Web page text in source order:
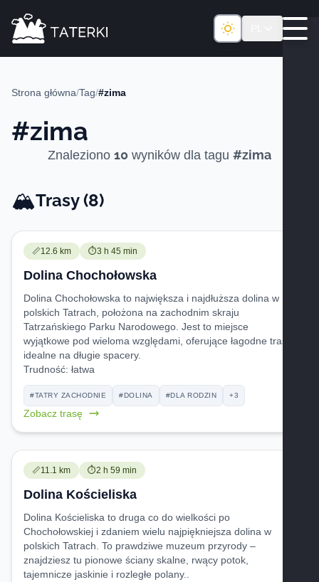
Strona główna/Tag/#zima
#zima
Znaleziono 10 wyników dla tagu #zima
🏔️Trasy -
Trasy (8)
📏Trudność:
12.6 km ⏱️Czas przejścia:
3 h 45 min
Dolina Chochołowska
Dolina Chochołowska to największa i najdłuższa dolina w
polskich Tatrach, położona na zachodnim skraju
Tatrzańskiego Parku Narodowego. Jest to miejsce
wyjątkowe pod wieloma względami, oferujące łagodne trasy
idealne na długie spacery.
Trudność: łatwa
#TATRY ZACHODNIE #DOLINA #DLA RODZIN +3
Zobacz trasę
📏Trudność:
11.1 km ⏱️Czas przejścia:
2 h 59 min
Dolina Kościeliska
Dolina Kościeliska to druga co do wielkości po
Chochołowskiej i zdaniem wielu najpiękniejsza dolina w
polskich Tatrach. To prawdziwe muzeum przyrody –
znajdziesz tu pionowe ściany skalne, rwący potok,
tajemnicze jaskinie i rozległe polany..